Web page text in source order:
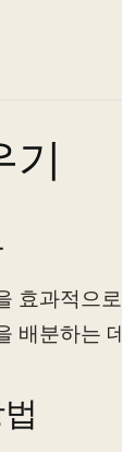
기
효과적으
배분하는